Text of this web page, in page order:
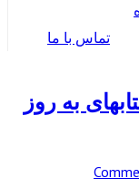
تماس با ما
به روز